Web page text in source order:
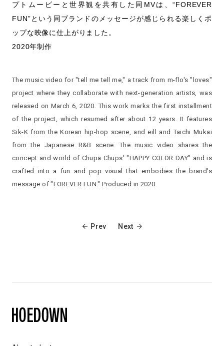
プトムービーと世界観を共有した同MVは、“FOREVER
FUN”という同ブランドのメッセージが感じられる楽しくポ
ップな映像に仕上がりました。
2020年制作
The music video for "tell me tell me," a track from m-flo's "loves"
project where they collaborate with next-generation artists, was
released on March 6, 2020. This work marks the first installment
of the project, which resumed after about 12 years. It features
Sik-K from the Korean hip-hop scene, and eill and Taichi Mukai
from the Japanese R&B scene. The music video shares the
concept and world of Chupa Chups' "HAPPY COLOR DAY" and is
crafted into a fun and pop visual that embodies the brand's
message of "FOREVER FUN." Produced in 2020.
Prev Next